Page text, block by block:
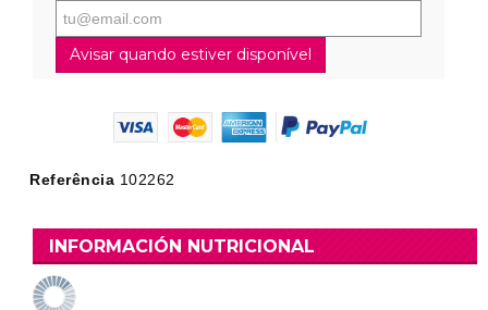
Avisar quando estiver disponível
Referência 102262
INFORMACIÓN NUTRICIONAL